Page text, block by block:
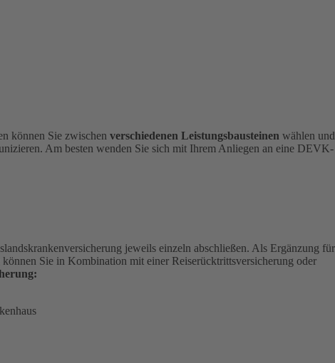
können Sie zwischen verschiedenen Leistungsbausteinen wählen und
Am besten wenden Sie sich mit Ihrem Anliegen an eine DEVK-
jeweils einzeln abschließen. Als Ergänzung für
Sie in Kombination mit einer Reiserücktrittsversicherung oder